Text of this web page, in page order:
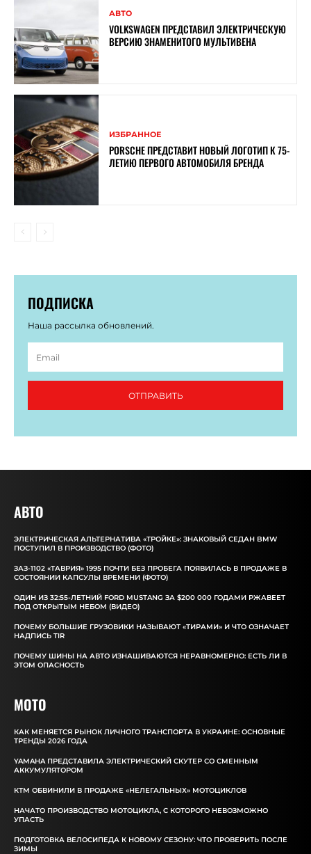
АВТО
VOLKSWAGEN ПРЕДСТАВИЛ ЭЛЕКТРИЧЕСКУЮ
ВЕРСИЮ ЗНАМЕНИТОГО МУЛЬТИВЕНА
ИЗБРАННОЕ
PORSCHE ПРЕДСТАВИТ НОВЫЙ ЛОГОТИП К 75-
ЛЕТИЮ ПЕРВОГО АВТОМОБИЛЯ БРЕНДА
ПОДПИСКА
Наша рассылка обновлений.
ОТПРАВИТЬ
АВТО
ЭЛЕКТРИЧЕСКАЯ АЛЬТЕРНАТИВА «ТРОЙКЕ»: ЗНАКОВЫЙ СЕДАН BMW
ПОСТУПИЛ В ПРОИЗВОДСТВО (ФОТО)
ЗАЗ-1102 «ТАВРИЯ» 1995 ПОЧТИ БЕЗ ПРОБЕГА ПОЯВИЛАСЬ В ПРОДАЖЕ В
СОСТОЯНИИ КАПСУЛЫ ВРЕМЕНИ (ФОТО)
ОДИН ИЗ 32:55-ЛЕТНИЙ FORD MUSTANG ЗА $200 000 ГОДАМИ РЖАВЕЕТ
ПОД ОТКРЫТЫМ НЕБОМ (ВИДЕО)
ПОЧЕМУ БОЛЬШИЕ ГРУЗОВИКИ НАЗЫВАЮТ «ТИРАМИ» И ЧТО ОЗНАЧАЕТ
НАДПИСЬ TIR
ПОЧЕМУ ШИНЫ НА АВТО ИЗНАШИВАЮТСЯ НЕРАВНОМЕРНО: ЕСТЬ ЛИ В
ЭТОМ ОПАСНОСТЬ
MOTO
КАК МЕНЯЕТСЯ РЫНОК ЛИЧНОГО ТРАНСПОРТА В УКРАИНЕ: ОСНОВНЫЕ
ТРЕНДЫ 2026 ГОДА
YAMAHA ПРЕДСТАВИЛА ЭЛЕКТРИЧЕСКИЙ СКУТЕР СО СМЕННЫМ
АККУМУЛЯТОРОМ
КТМ ОБВИНИЛИ В ПРОДАЖЕ «НЕЛЕГАЛЬНЫХ» МОТОЦИКЛОВ
НАЧАТО ПРОИЗВОДСТВО МОТОЦИКЛА, С КОТОРОГО НЕВОЗМОЖНО
УПАСТЬ
ПОДГОТОВКА ВЕЛОСИПЕДА К НОВОМУ СЕЗОНУ: ЧТО ПРОВЕРИТЬ ПОСЛЕ
ЗИМЫ